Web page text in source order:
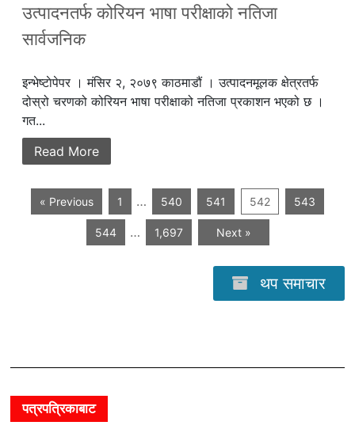
उत्पादनतर्फ कोरियन भाषा परीक्षाको नतिजा
सार्वजनिक
इन्भेष्टाेपेपर । मंसिर २, २०७९ काठमाडौं । उत्पादनमूलक क्षेत्रतर्फ
दोस्रो चरणको कोरियन भाषा परीक्षाको नतिजा प्रकाशन भएको छ ।
गत...
Read More
« Previous 1 … 540 541 542 543
544 … 1,697 Next »
थप समाचार
पत्रपत्रिकाबाट